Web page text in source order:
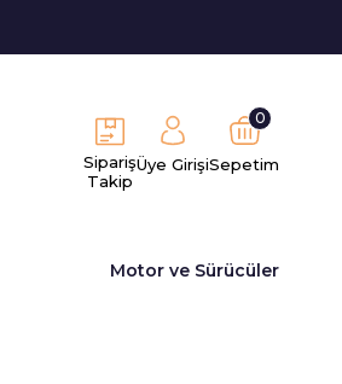
Sipariş
Takip
Üye GirişiSepetim
0
Motor ve Sürücüler